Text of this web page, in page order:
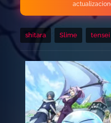
shitara Slime tensei